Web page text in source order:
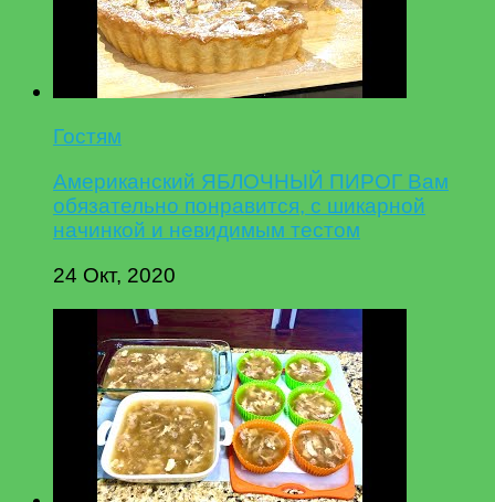
Гостям
Американский ЯБЛОЧНЫЙ ПИРОГ Вам
обязательно понравится, с шикарной
начинкой и невидимым тестом
24 Окт, 2020